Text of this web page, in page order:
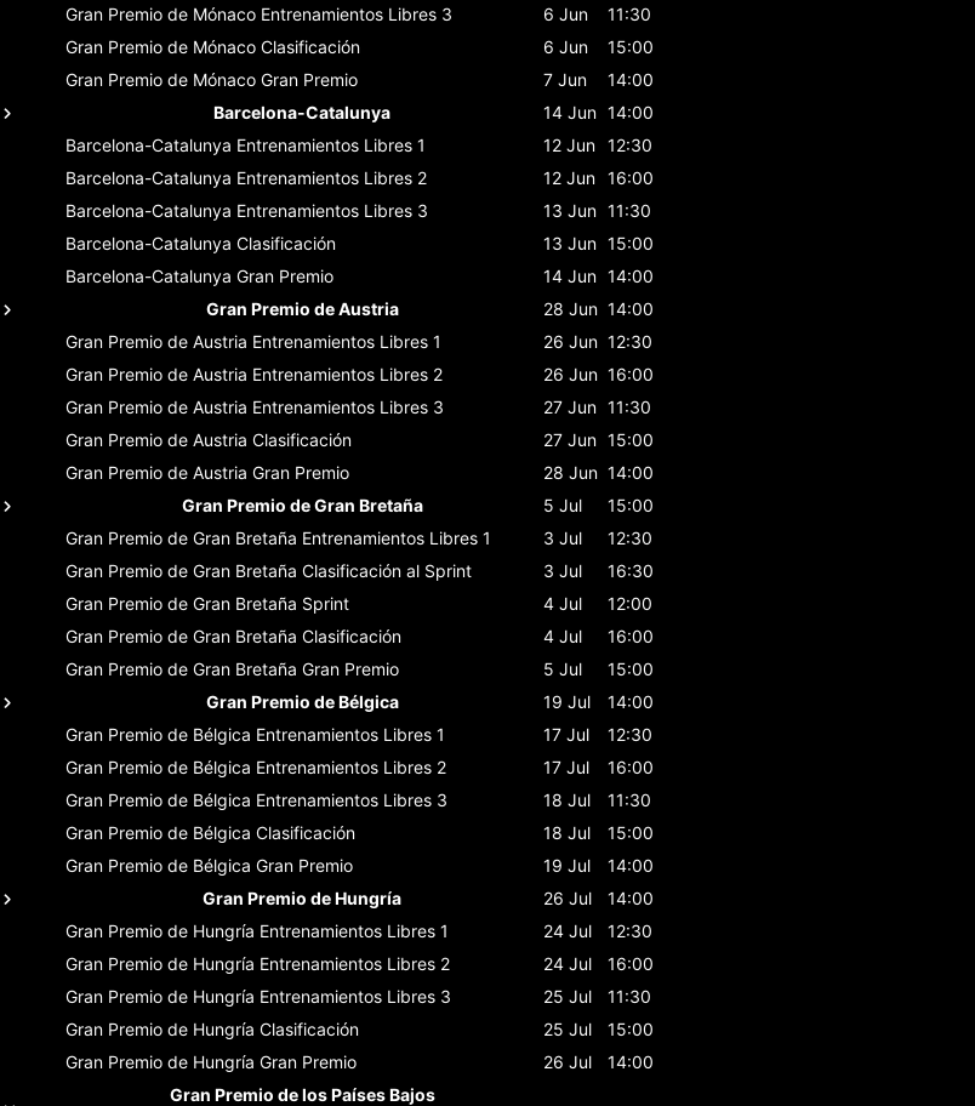
Gran Premio de Mónaco Entrenamientos Libres 3 6 Jun
11:30
Gran Premio de Mónaco Clasificación 6 Jun
15:00
Gran Premio de Mónaco Gran Premio 7 Jun
14:00
Barcelona-Catalunya
14 Jun 14:00
Barcelona-Catalunya Entrenamientos Libres 1 12 Jun 12:30
Barcelona-Catalunya Entrenamientos Libres 2 12 Jun 16:00
Barcelona-Catalunya Entrenamientos Libres 3 13 Jun 11:30
Barcelona-Catalunya Clasificación 13 Jun 15:00
Barcelona-Catalunya Gran Premio 14 Jun 14:00
Gran Premio de Austria
28 Jun 14:00
Gran Premio de Austria Entrenamientos Libres 1 26 Jun 12:30
Gran Premio de Austria Entrenamientos Libres 2 26 Jun 16:00
Gran Premio de Austria Entrenamientos Libres 3 27 Jun 11:30
Gran Premio de Austria Clasificación 27 Jun 15:00
Gran Premio de Austria Gran Premio 28 Jun 14:00
Gran Premio de Gran Bretaña
5 Jul
15:00
Gran Premio de Gran Bretaña Entrenamientos Libres 1 3 Jul
12:30
Gran Premio de Gran Bretaña Clasificación al Sprint 3 Jul
16:30
Gran Premio de Gran Bretaña Sprint 4 Jul
12:00
Gran Premio de Gran Bretaña Clasificación 4 Jul
16:00
Gran Premio de Gran Bretaña Gran Premio 5 Jul
15:00
Gran Premio de Bélgica
19 Jul
14:00
Gran Premio de Bélgica Entrenamientos Libres 1 17 Jul
12:30
Gran Premio de Bélgica Entrenamientos Libres 2 17 Jul
16:00
Gran Premio de Bélgica Entrenamientos Libres 3 18 Jul
11:30
Gran Premio de Bélgica Clasificación 18 Jul
15:00
Gran Premio de Bélgica Gran Premio 19 Jul
14:00
Gran Premio de Hungría
26 Jul
14:00
Gran Premio de Hungría Entrenamientos Libres 1 24 Jul
12:30
Gran Premio de Hungría Entrenamientos Libres 2 24 Jul
16:00
Gran Premio de Hungría Entrenamientos Libres 3 25 Jul
11:30
Gran Premio de Hungría Clasificación 25 Jul
15:00
Gran Premio de Hungría Gran Premio 26 Jul
14:00
Gran Premio de los Países Bajos